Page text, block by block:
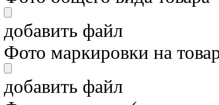
добавить файл
Фото маркировки на
добавить файл